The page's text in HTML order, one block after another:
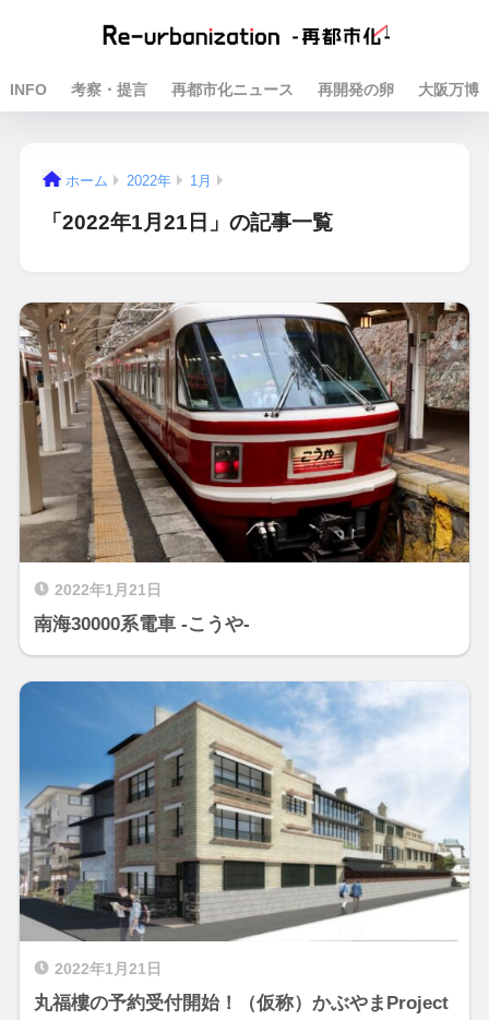
INFO 考察・提言 再都市化ニュース 再開発の卵 大阪万博
ホーム 2022年 1月
「2022年1月21日」の記事一覧
2022年1月21日
南海30000系電車 -こうや-
2022年1月21日
丸福樓の予約受付開始！（仮称）かぶやまProject